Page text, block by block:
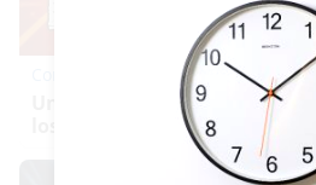
Corepunk MMORPG
Un verdadero MMORPG de la
los de antes, pero mejor!